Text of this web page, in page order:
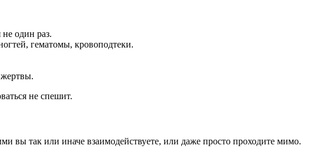
один раз.
гематомы, кровоподтеки.
не спешит.
вы так или иначе взаимодействуете, или даже просто проходите мимо.